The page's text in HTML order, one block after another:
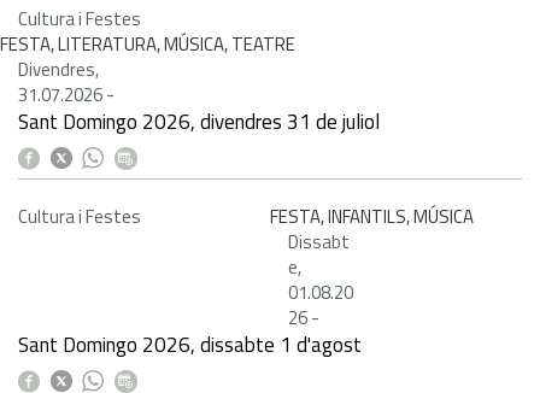
Cultura i Festes
FESTA, LITERATURA, MÚSICA, TEATRE
Divendres,
31.07.2026-
Sant Domingo 2026, divendres 31 de juliol
Cultura i Festes
FESTA, INFANTILS, MÚSICA
Dissabt
e,
01.08.20
26-
Sant Domingo 2026, dissabte 1 d'agost